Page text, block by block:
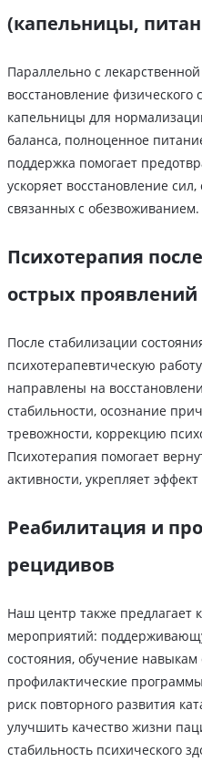
(капельницы,
Параллельно с
восстановление физического
капельницы для
баланса, полноценное
поддержка помогает
ускоряет восстановление
связанных с обезвоживанием.
Психотерапия
острых проявлений
После стабилизации
психотерапевтическую
направлены на
стабильности, осознание
тревожности, коррекцию
Психотерапия помогает
активности, укрепляет
Реабилитация и
рецидивов
Наш центр также предлагает
мероприятий:
состояния, обучение навыкам
профилактические
риск повторного развития
улучшить качество жизни
стабильность психического